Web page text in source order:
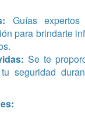
Guías
para brindarte
Se te
seguridad